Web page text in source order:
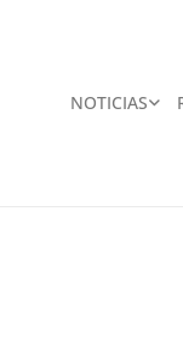
NOTICIAS